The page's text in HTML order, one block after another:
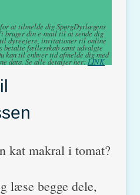
at tilmelde dig SpørgDyrlægens
bruger din e-mail til at sende dig
til dyreejere, invitationer til online
betalte fællesskab samt udvalgte
kan til enhver tid afmelde dig med
data. Se alle detaljer her: LINK
kat makral i tomat?
læse begge dele,